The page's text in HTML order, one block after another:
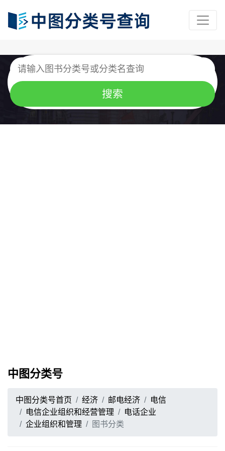
中图分类号
中图分类号首页 经济 邮电经济
电信
电信企业组织和经营管理
电话企业
企业组织和管理
图书分类